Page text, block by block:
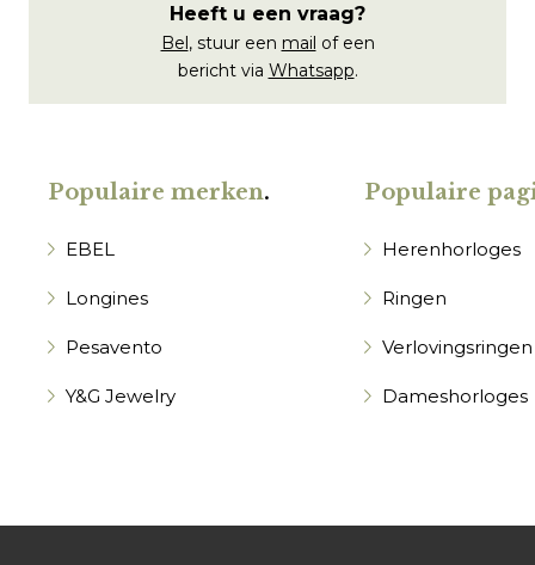
Heeft u een vraag?
Bel, stuur een mail of een
bericht via Whatsapp.
Populaire merken.
EBEL
Longines
Pesavento
Y&G Jewelry
Populaire
Herenhorloges
Ringen
Verlovingsringen
Dameshorloges